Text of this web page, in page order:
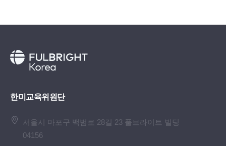
한미교육위원단
서울시 마포구 백범로 28길 23 풀브라이트 빌딩
04156